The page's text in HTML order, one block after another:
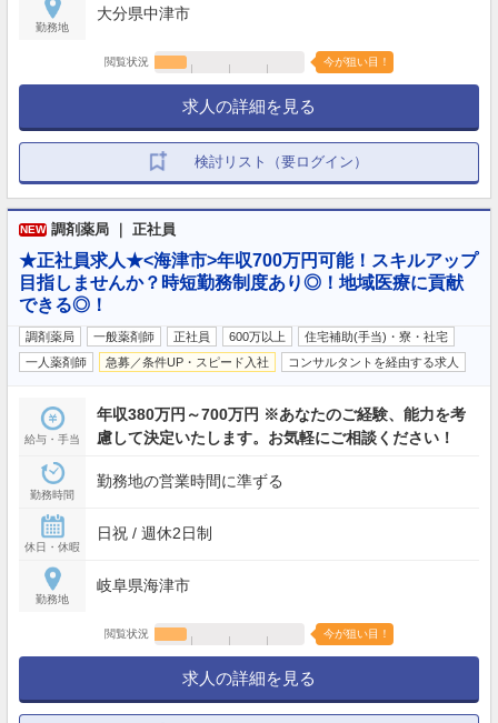
勤務地
大分県中津市
閲覧状況 今が狙い目！
求人の詳細を見る
検討リスト（要ログイン）
NEW 調剤薬局 ｜ 正社員
★正社員求人★<海津市>年収700万円可能！スキルアップ
目指しませんか？時短勤務制度あり◎！地域医療に貢献
できる◎！
調剤薬局 一般薬剤師 正社員 600万以上
住宅補助(手当)・寮・社宅
一人薬剤師
急募／条件UP・スピード入社 コンサルタントを経由する求人
給与・手当
年収380万円～700万円 ※あなたのご経験、能力を考
慮して決定いたします。お気軽にご相談ください！
勤務時間
勤務地の営業時間に準ずる
休日・休暇
日祝 / 週休2日制
勤務地
岐阜県海津市
閲覧状況 今が狙い目！
求人の詳細を見る